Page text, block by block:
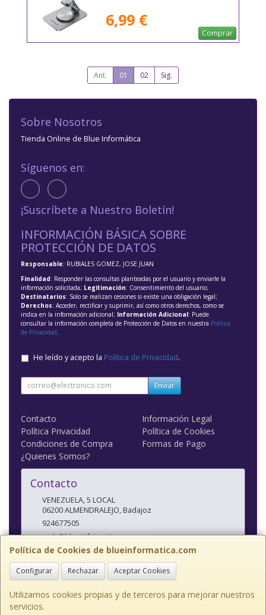
6,99 €
Comprar
Ant. 01 02 Sig.
Política de Cookies de blueinformatica.com
Configurar Rechazar Aceptar Cookies
Utilizamos cookies propias y de terceros para mejorar nuestros
servicios.
Sobre Nosotros
Tienda Online de Blue Informática
Síguenos en:
¡Suscríbete a Nuestro Boletín!
INFORMACIÓN BÁSICA SOBRE
PROTECCIÓN DE DATOS
Responsable: RUBIALES GOMEZ, JOSE JUAN
Finalidad: Responder las consultas planteadas por el usuario y enviarle la
información solicitada; Legitimación: Consentimiento del usuario;
Destinatarios: Solo se realizan cesiones si existe una obligación legal;
Derechos: Acceder, rectificar y suprimir, así como otros derechos, como se
indica en la información adicional; Información Adicional: Puede
consultar la información completa de Protección de Datos en nuestra Política
de Privacidad.
He leído y acepto la Política de Privacidad.
Enviar
Contacto
Información Legal
Política Privacidad
Política de Cookies
Condiciones de Compra
Formas de Pago
¿Quienes Somos?
Contacto
VENEZUELA, 5 LOCAL
06200ALMENDRALEJO,Badajoz
924677505
web@blueinformatica.com
Horario
10 a 14 Y 17 a 20:30